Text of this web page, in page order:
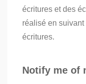
écritures et des
réalisé en
écritures.
Notify me of